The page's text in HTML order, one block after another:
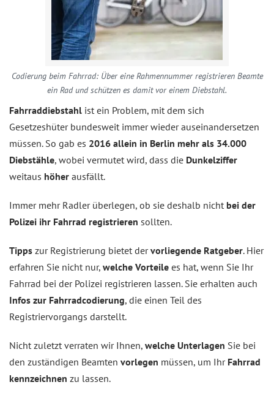
Codierung beim Fahrrad: Über eine Rahmennummer registrieren Beamte
ein Rad und schützen es damit vor einem Diebstahl.
Fahrraddiebstahl ist ein Problem, mit dem sich
Gesetzeshüter bundesweit immer wieder auseinandersetzen
müssen. So gab es 2016 allein in Berlin mehr als 34.000
Diebstähle, wobei vermutet wird, dass die Dunkelziffer
weitaus höher ausfällt.
Immer mehr Radler überlegen, ob sie deshalb nicht bei der
Polizei ihr Fahrrad registrieren sollten.
Tipps zur Registrierung bietet dervorliegende Ratgeber. Hier
erfahren Sie nicht nur, welche Vorteile es hat, wenn Sie Ihr
Fahrrad bei der Polizei registrieren lassen. Sie erhalten auch
Infos zur Fahrradcodierung, die einen Teil des
Registriervorgangs darstellt.
Nicht zuletzt verraten wir Ihnen, welche Unterlagen Sie bei
den zuständigen Beamten vorlegen müssen, um Ihr Fahrrad
kennzeichnen zu lassen.